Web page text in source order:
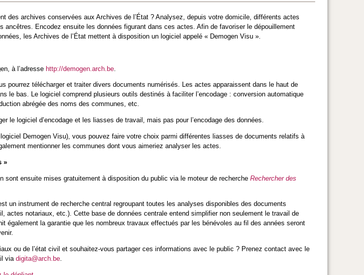
des archives conservées aux Archives de l’État ? Analysez, depuis votre domicile, différents actes
ancêtres. Encodez ensuite les données figurant dans ces actes. Afin de favoriser le dépouillement
les Archives de l’État mettent à disposition un logiciel appelé « Demogen Visu ».
à l’adresse http://demogen.arch.be
pourrez télécharger et traiter divers documents numérisés. Les actes apparaissent dans le haut de
le bas. Le logiciel comprend plusieurs outils destinés à faciliter l’encodage : conversion automatique
abrégée des noms des communes, etc.
le logiciel d’encodage et les liasses de travail, mais pas pour l’encodage des données.
Demogen Visu), vous pouvez faire votre choix parmi différentes liasses de documents relatifs à
mentionner les communes dont vous aimeriez analyser les actes.
»
sont ensuite mises gratuitement à disposition du public via le moteur de recherche Rechercher des
un instrument de recherche central regroupant toutes les analyses disponibles des documents
actes notariaux, etc.). Cette base de données centrale entend simplifier non seulement le travail de
également la garantie que les nombreux travaux effectués par les bénévoles au fil des années seront
ou de l’état civil et souhaitez-vous partager ces informations avec le public ? Prenez contact avec le
viadigita@arch.be.